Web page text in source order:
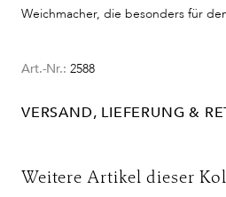
Weichmacher, die besonders für
Art.-Nr.: 2588
VERSAND, LIEFERUNG &
DHL
Weitere Artikel dieser